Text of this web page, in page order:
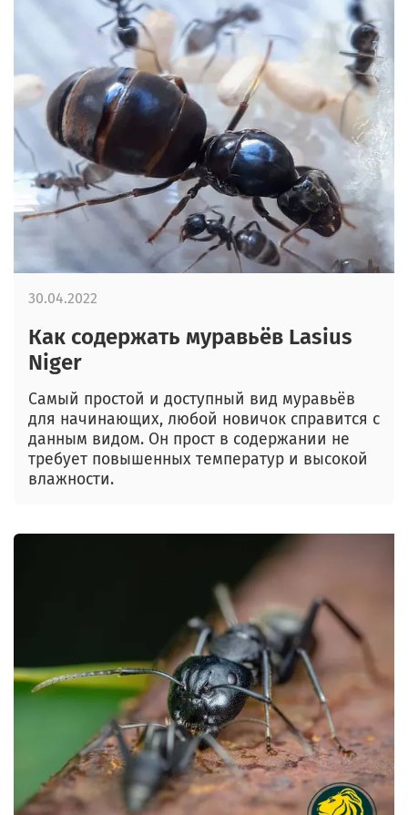
Как содержать муравьёв Lasius
Niger
Самый простой и доступный вид муравьёв
для начинающих, любой новичок справится с
данным видом. Он прост в содержании не
требует повышенных температур и высокой
влажности.
30.04.2022